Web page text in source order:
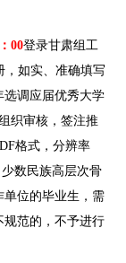
00登录甘肃组工
，如实、准确填写
选调应届优秀大学
织审核，签注推
格式，分辨率
数民族高层次骨
单位的毕业生，需
规范的，不予进行